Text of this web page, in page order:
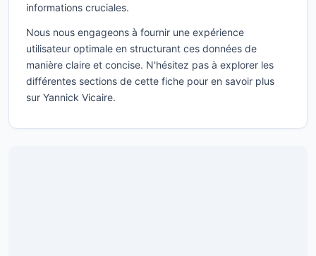
informations cruciales.
Nous nous engageons à fournir une expérience
utilisateur optimale en structurant ces données de
manière claire et concise. N'hésitez pas à explorer les
différentes sections de cette fiche pour en savoir plus
sur Yannick Vicaire.